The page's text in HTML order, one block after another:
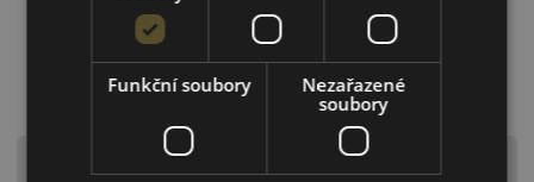
Upozornění! Hodnoty na štítku jsou pouze
Funkční soubory
Nezařazené
soubory